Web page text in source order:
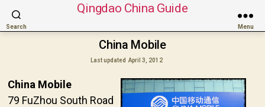
Search
Qingdao China Guide
Menu
China Mobile
Last updated April 3, 2012
China Mobile
79 FuZhou South Road